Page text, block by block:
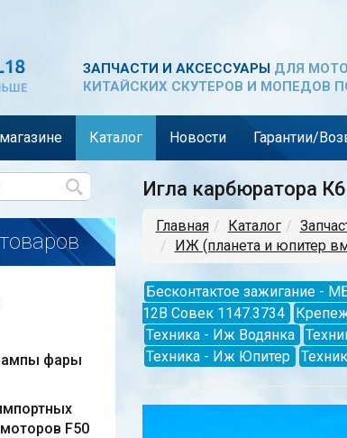
ЗАПЧАСТИ И АКСЕССУАРЫДЛЯ
КИТАЙСКИХ СКУТЕРОВ И МОПЕДОВ
Каталог Новости Гарантии/
фары
F50
Игла карбюратора
Главная Каталог
ИЖ (планета и юпитер
Бесконтактое зажигание -
12В Совек 1147.3734
Техника - Иж Водянка
Техника - Иж Юпитер